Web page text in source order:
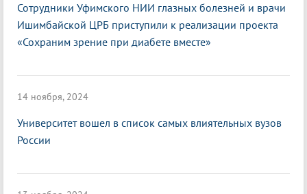
Сотрудники Уфимского НИИ глазных болезней и врачи
Ишимбайской ЦРБ приступили к реализации проекта
«Сохраним зрение при диабете вместе»
14 ноября, 2024
Университет вошел в список самых влиятельных вузов
России